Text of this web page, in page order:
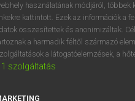
driedkeresése szótárainkban
használatának módjáról, többek
kattintott. Ezek az információk a
összesítettek és anonimizáltak.
a harmadik féltől származó
a látogatóelemzések, a
1 szolgáltatás
a s d f g
í y x c